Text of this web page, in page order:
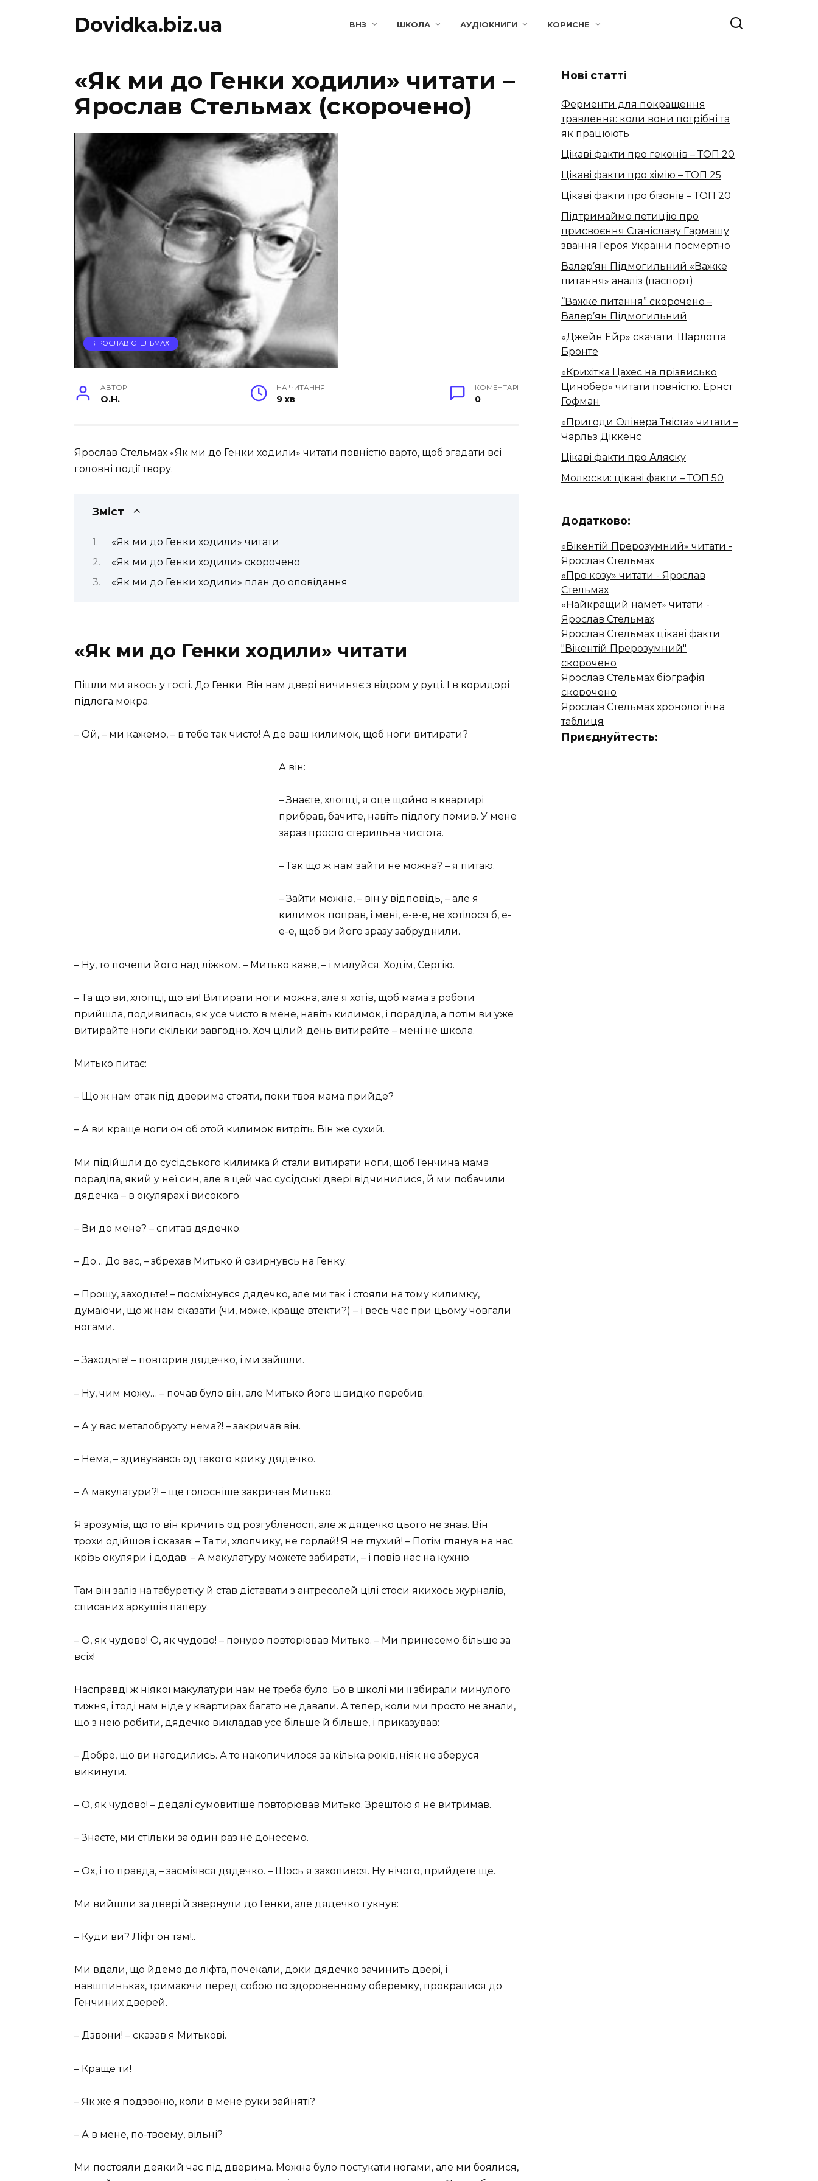
Dovidka.biz.ua ВНЗ ШКОЛА АУДІОКНИГИ КОРИСНЕ
«Як ми до Генки ходили» читати –
Ярослав Стельмах (скорочено)
ЯРОСЛАВ СТЕЛЬМАХ
АВТОР
O.H.
НА ЧИТАННЯ
9 хв
КОМЕНТАРІ
0
Ярослав Стельмах «Як ми до Генки ходили» читати повністю варто, щоб згадати всі
головні події твору.
Зміст
«Як ми до Генки ходили» читати
«Як ми до Генки ходили» скорочено
«Як ми до Генки ходили» план до оповідання
«Як ми до Генки ходили» читати
Пішли ми якось у гості. До Генки. Він нам двері вичиняє з відром у руці. І в коридорі
підлога мокра.
– Ой, – ми кажемо, – в тебе так чисто! А де ваш килимок, щоб ноги витирати?
А він:
– Знаєте, хлопці, я оце щойно в квартирі
прибрав, бачите, навіть підлогу помив. У мене
зараз просто стерильна чистота.
– Так що ж нам зайти не можна? – я питаю.
– Зайти можна, – він у відповідь, – але я
килимок поправ, і мені, е-е-е, не хотілося б, е-
е-е, щоб ви його зразу забруднили.
– Ну, то почепи його над ліжком. – Митько каже, – і милуйся. Ходім, Сергію.
– Та що ви, хлопці, що ви! Витирати ноги можна, але я хотів, щоб мама з роботи
прийшла, подивилась, як усе чисто в мене, навіть килимок, і пораділа, а потім ви уже
витирайте ноги скільки завгодно. Хоч цілий день витирайте – мені не школа.
Митько питає:
– Що ж нам отак під дверима стояти, поки твоя мама прийде?
– А ви краще ноги он об отой килимок витріть. Він же сухий.
Ми підійшли до сусідського килимка й стали витирати ноги, щоб Генчина мама
пораділа, який у неї син, але в цей час сусідські двері відчинилися, й ми побачили
дядечка – в окулярах і високого.
– Ви до мене? – спитав дядечко.
– До… До вас, – збрехав Митько й озирнувсь на Генку.
– Прошу, заходьте! – посміхнувся дядечко, але ми так і стояли на тому килимку,
думаючи, що ж нам сказати (чи, може, краще втекти?) – і весь час при цьому човгали
ногами.
– Заходьте! – повторив дядечко, і ми зайшли.
– Ну, чим можу… – почав було він, але Митько його швидко перебив.
– А у вас металобрухту нема?! – закричав він.
– Нема, – здивувавсь од такого крику дядечко.
– А макулатури?! – ще голосніше закричав Митько.
Я зрозумів, що то він кричить од розгубленості, але ж дядечко цього не знав. Він
трохи одійшов і сказав: – Та ти, хлопчику, не горлай! Я не глухий! – Потім глянув на нас
крізь окуляри і додав: – А макулатуру можете забирати, – і повів нас на кухню.
Там він заліз на табуретку й став діставати з антресолей цілі стоси якихось журналів,
списаних аркушів паперу.
– О, як чудово! О, як чудово! – понуро повторював Митько. – Ми принесемо більше за
всіх!
Насправді ж ніякої макулатури нам не треба було. Бо в школі ми її збирали минулого
тижня, і тоді нам ніде у квартирах багато не давали. А тепер, коли ми просто не знали,
що з нею робити, дядечко викладав усе більше й більше, і приказував:
– Добре, що ви нагодились. А то накопичилося за кілька років, ніяк не зберуся
викинути.
– О, як чудово! – дедалі сумовитіше повторював Митько. Зрештою я не витримав.
– Знаєте, ми стільки за один раз не донесемо.
– Ох, і то правда, – засміявся дядечко. – Щось я захопився. Ну нічого, прийдете ще.
Ми вийшли за двері й звернули до Генки, але дядечко гукнув:
– Куди ви? Ліфт он там!..
Ми вдали, що йдемо до ліфта, почекали, доки дядечко зачинить двері, і
навшпиньках, тримаючи перед собою по здоровенному оберемку, прокралися до
Генчиних дверей.
– Дзвони! – сказав я Митькові.
– Краще ти!
– Як же я подзвоню, коли в мене руки зайняті?
– А в мене, по-твоему, вільні?
Ми постояли деякий час під дверима. Можна було постукати ногами, але ми боялися,
Нові статті
Ферменти для покращення
травлення: коли вони потрібні та
як працюють
Цікаві факти про геконів – ТОП 20
Цікаві факти про хімію – ТОП 25
Цікаві факти про бізонів – ТОП 20
Підтримаймо петицію про
присвоєння Станіславу Гармашу
звання Героя України посмертно
Валер’ян Підмогильний «Важке
питання» аналіз (паспорт)
“Важке питання” скорочено –
Валер’ян Підмогильний
«Джейн Ейр» скачати. Шарлотта
Бронте
«Крихітка Цахес на прізвисько
Цинобер» читати повністю. Ернст
Гофман
«Пригоди Олівера Твіста» читати –
Чарльз Діккенс
Цікаві факти про Аляску
Молюски: цікаві факти – ТОП 50
Додатково:
«Вікентій Прерозумний» читати -
Ярослав Стельмах
«Про козу» читати - Ярослав
Стельмах
«Найкращий намет» читати -
Ярослав Стельмах
Ярослав Стельмах цікаві факти
"Вікентій Прерозумний"
скорочено
Ярослав Стельмах біографія
скорочено
Ярослав Стельмах хронологічна
таблиця
Приєднуйтесть: